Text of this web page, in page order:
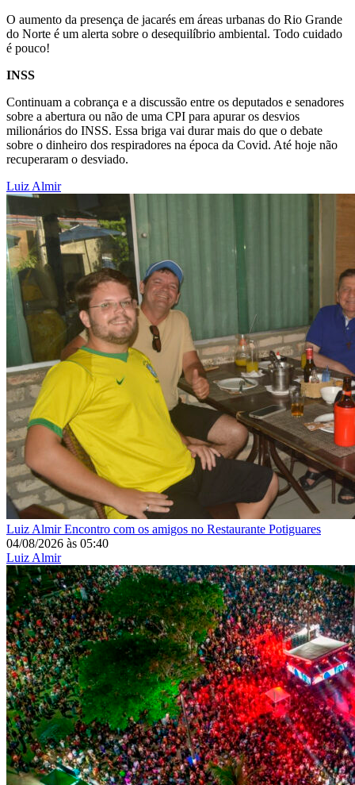
O aumento da presença de jacarés em áreas urbanas do Rio Grande
do Norte é um alerta sobre o desequilíbrio ambiental. Todo cuidado
é pouco!
INSS
Continuam a cobrança e a discussão entre os deputados e senadores
sobre a abertura ou não de uma CPI para apurar os desvios
milionários do INSS. Essa briga vai durar mais do que o debate
sobre o dinheiro dos respiradores na época da Covid. Até hoje não
recuperaram o desviado.
Luiz Almir
Luiz AlmirEncontro com os amigos no Restaurante Potiguares
04/08/2026 às 05:40
Luiz Almir